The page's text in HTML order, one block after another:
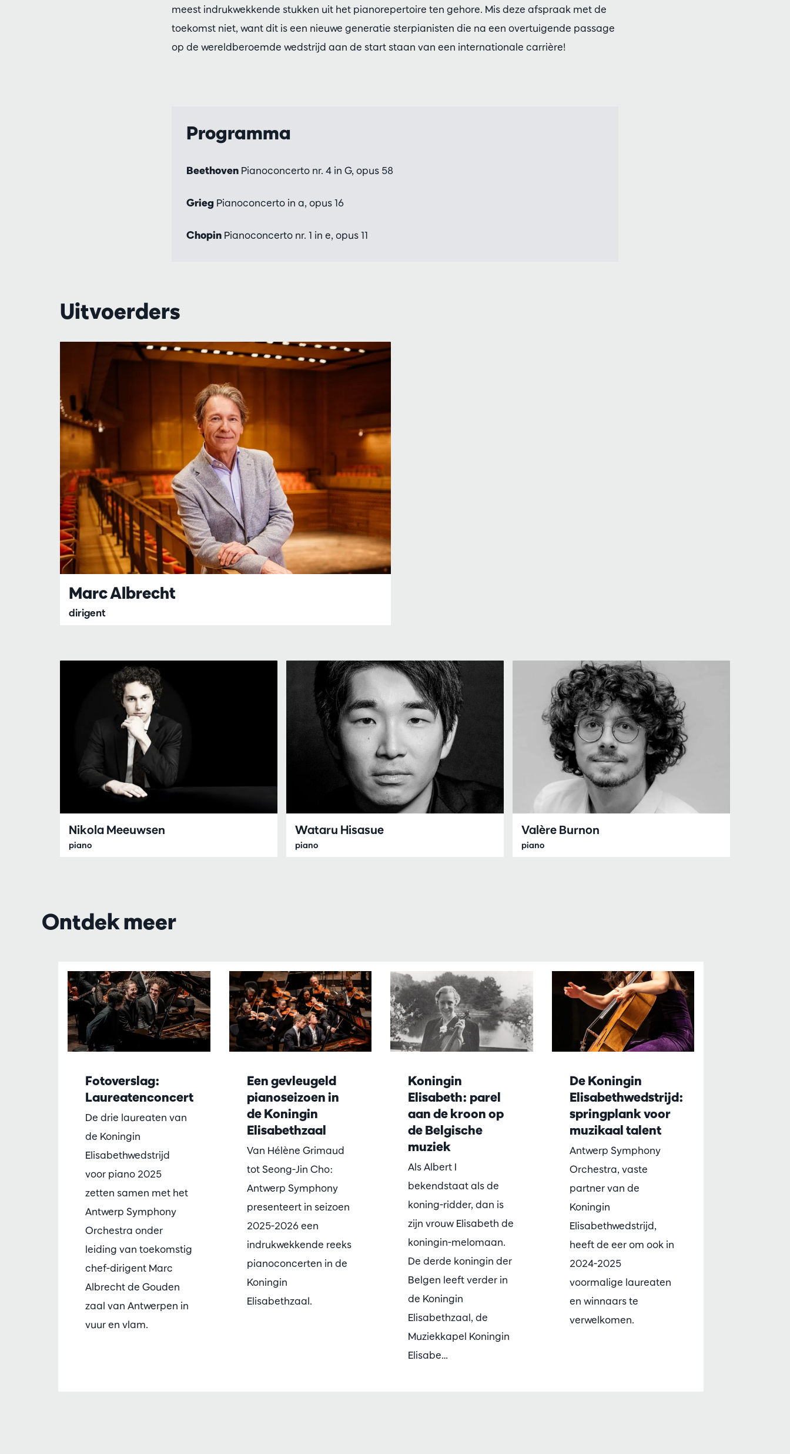
meest indrukwekkende stukken uit het pianorepertoire ten gehore. Mis deze afspraak met de
toekomst niet, want dit is een nieuwe generatie sterpianisten die na een overtuigende passage
op de wereldberoemde wedstrijd aan de start staan van een internationale carrière!
Programma
Beethoven Pianoconcerto nr. 4 in G, opus 58
Grieg Pianoconcerto in a, opus 16
Chopin Pianoconcerto nr. 1 in e, opus 11
Uitvoerders
Marc Albrecht
dirigent
Nikola Meeuwsen
piano
Wataru Hisasue
piano
Valère Burnon
piano
Ontdek meer
Fotoverslag:
Laureatenconcert
De drie laureaten van
de Koningin
Elisabethwedstrijd
voor piano 2025
zetten samen met het
Antwerp Symphony
Orchestra onder
leiding van toekomstig
chef-dirigent Marc
Albrecht de Gouden
zaal van Antwerpen in
vuur en vlam.
Een gevleugeld
pianoseizoen in
de Koningin
Elisabethzaal
Van Hélène Grimaud
tot Seong-Jin Cho:
Antwerp Symphony
presenteert in seizoen
2025-2026 een
indrukwekkende reeks
pianoconcerten in de
Koningin
Elisabethzaal.
Koningin
Elisabeth: parel
aan de kroon op
de Belgische
muziek
Als Albert I
bekendstaat als de
koning-ridder, dan is
zijn vrouw Elisabeth de
koningin-melomaan.
De derde koningin der
Belgen leeft verder in
de Koningin
Elisabethzaal, de
Muziekkapel Koningin
Elisabe…
De Koningin
Elisabethwedstrijd:
springplank voor
muzikaal talent
Antwerp Symphony
Orchestra, vaste
partner van de
Koningin
Elisabethwedstrijd,
heeft de eer om ook in
2024-2025
voormalige laureaten
en winnaars te
verwelkomen.